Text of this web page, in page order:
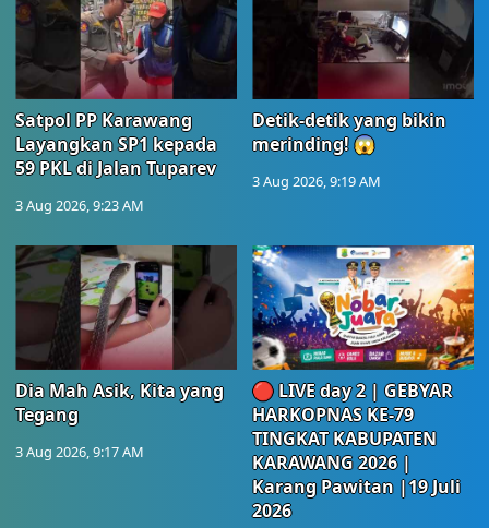
Satpol PP Karawang
Layangkan SP1 kepada
59 PKL di Jalan Tuparev
3 Aug 2026, 9:23 AM
Detik-detik yang bikin
merinding! 😱
3 Aug 2026, 9:19 AM
Dia Mah Asik, Kita yang
Tegang
3 Aug 2026, 9:17 AM
🔴 LIVE day 2 | GEBYAR
HARKOPNAS KE-79
TINGKAT KABUPATEN
KARAWANG 2026 |
Karang Pawitan |19 Juli
2026